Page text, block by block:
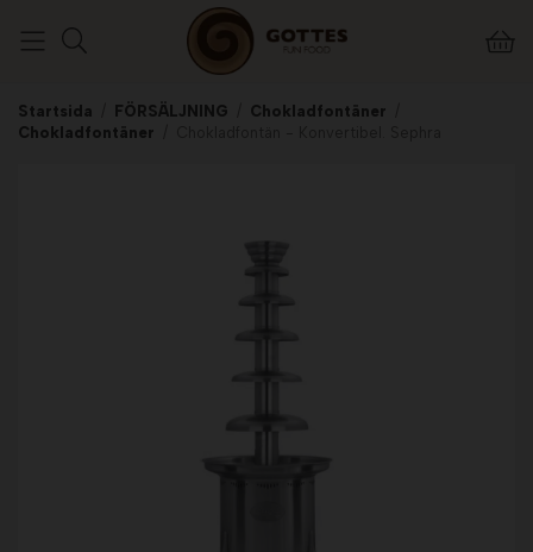
Startsida FÖRSÄLJNING Chokladfontäner
Chokladfontäner